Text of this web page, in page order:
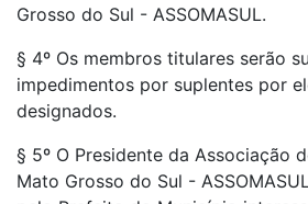
Grosso do Sul - ASSOMASUL.
§ 4º Os membros titulares serão
impedimentos por suplentes por
designados.
§ 5º O Presidente da Associação
Mato Grosso do Sul -